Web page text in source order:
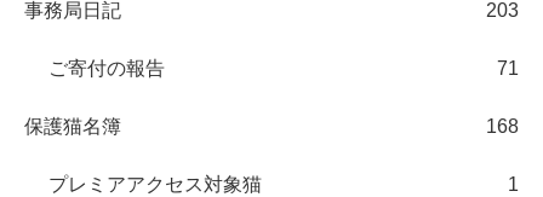
事務局日記 203
ご寄付の報告 71
保護猫名簿 168
プレミアアクセス対象猫 1